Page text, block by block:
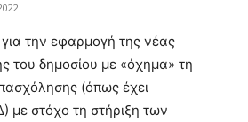
την εφαρμογή της νέας
του δημοσίου με «όχημα» τη
(όπως έχει
με στόχο τη στήριξη των